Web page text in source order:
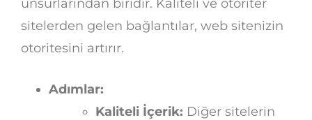
unsurlarından biridir. Kaliteli ve otoriter
sitelerden gelen bağlantılar, web sitenizin
otoritesini artırır.
Adımlar:
Kaliteli İçerik: Diğer sitelerin